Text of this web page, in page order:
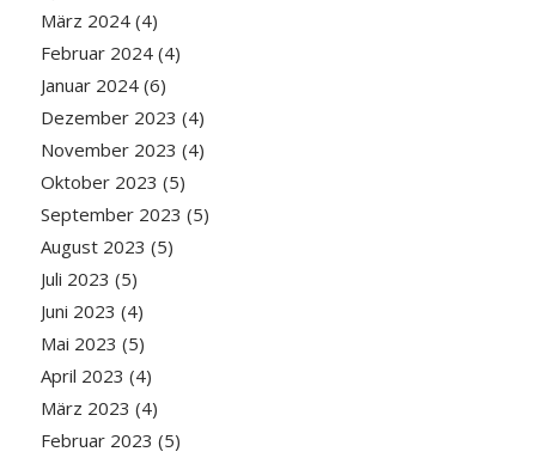
März 2024(4)
Februar 2024(4)
Januar 2024(6)
Dezember 2023 (4)
November 2023 (4)
Oktober 2023 (5)
September 2023 (5)
August 2023 (5)
Juli 2023 (5)
Juni 2023 (4)
Mai 2023 (5)
April 2023 (4)
März 2023 (4)
Februar 2023 (5)